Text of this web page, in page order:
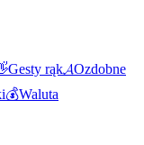
Gesty rąk𝓐Ozdobne
💰Waluta